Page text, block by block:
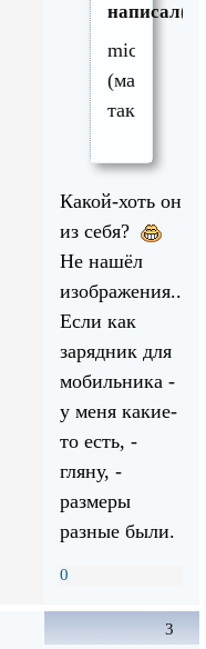
microITX?
(маленькие
такие)
Какой-хоть он
из себя?
Не нашёл
изображения...
Если как
зарядник для
мобильника -
у меня какие-
то есть, -
гляну, -
размеры
разные были.
0
3